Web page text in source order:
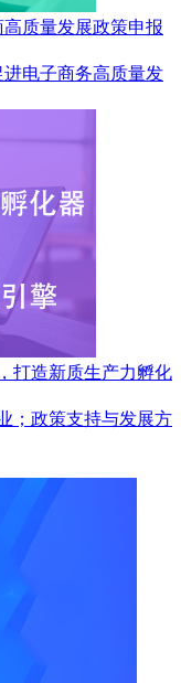
高质量发展政策申报
电子商务高质量发
打造新质生产力孵化
；政策支持与发展方